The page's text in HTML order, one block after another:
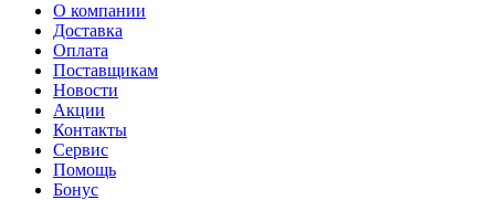
О компании
Доставка
Оплата
Поставщикам
Новости
Акции
Контакты
Сервис
Помощь
Бонус